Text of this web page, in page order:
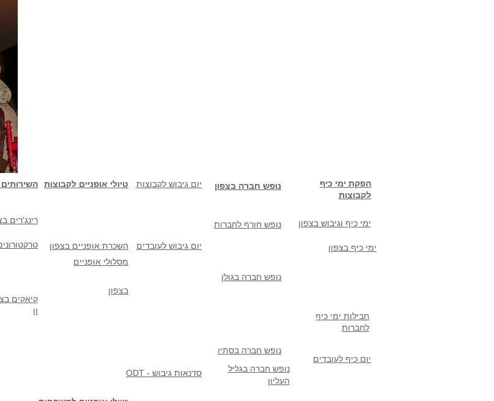
השירותים טיולי אופניים לקבוצות יום גיבוש לקבוצות
רינג'רים
קיאקים
ון
השכרת אופניים בצפון
מסלולי אופניים
בצפון
יום גיבוש לעובדים
ODT - סדנאות גיבוש
נופש חברה בצפון
הפקת ימי כיף
לקבוצות
נופש חורף לחברות ימי כיף וגיבוש בצפון
ימי כיף בצפון
נופש חברה בגולן
חבילות ימי כיף
לחברות
נופש חברה בסתיו
נופש חברה בגליל
העליון
יום כיף לעובדים